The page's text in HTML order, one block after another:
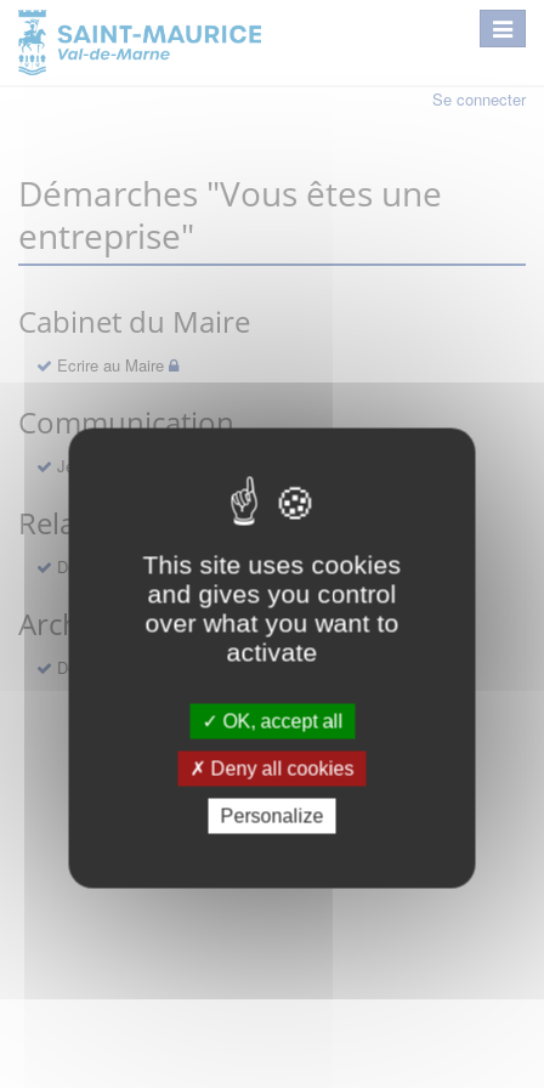
This site uses cookies
and gives you control
over what you want to
activate
OK, accept all
Deny all cookies
Personalize
Se connecter
Démarches "Vous êtes une
entreprise"
Cabinet du Maire
Ecrire au Maire
Communication
Je ne reçois pas le Saint-Maurice Info
Relations publiques
Demande de réservation d'une salle municipale
Archives
Demande en ligne d'actes compris entre 1598 et 1922